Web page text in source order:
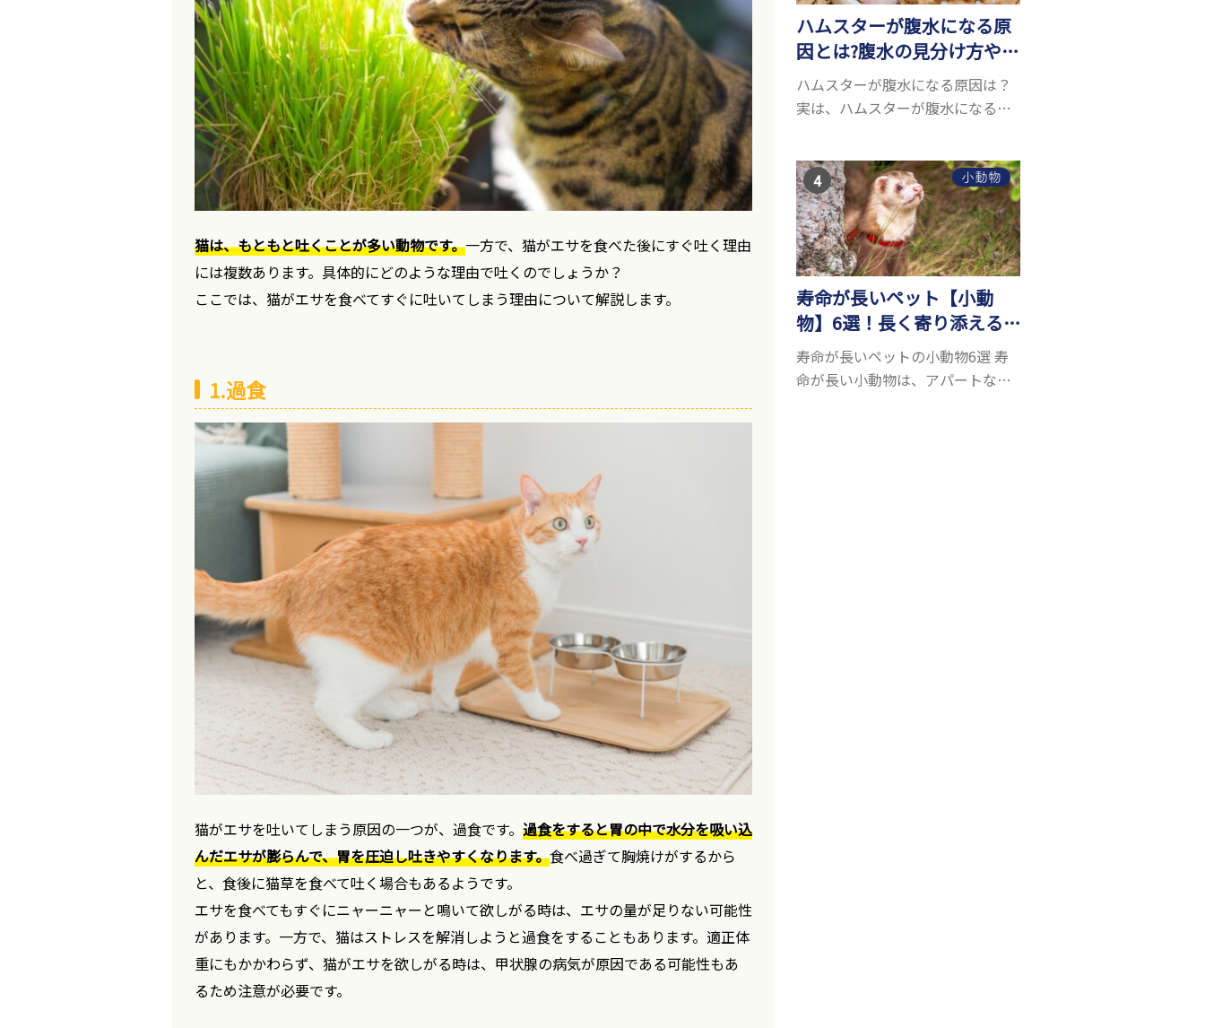
猫は、もともと吐くことが多い動物です。一方で、猫がエサを食べた後にすぐ吐く理由
には複数あります。具体的にどのような理由で吐くのでしょうか？
ここでは、猫がエサを食べてすぐに吐いてしまう理由について解説します。
1.過食
猫がエサを吐いてしまう原因の一つが、過食です。 過食をすると胃の中で水分を吸い込
んだエサが膨らんで、胃を圧迫し吐きやすくなります。食べ過ぎて胸焼けがするから
と、食後に猫草を食べて吐く場合もあるようです。
エサを食べてもすぐにニャーニャーと鳴いて欲しがる時は、エサの量が足りない可能性
があります。一方で、猫はストレスを解消しようと過食をすることもあります。適正体
重にもかかわらず、猫がエサを欲しがる時は、甲状腺の病気が原因である可能性もあ
るため注意が必要です。
ハムスターが腹水になる原
因とは?腹水の見分け方や対
処方法を解説
ハムスターが腹水になる原因は？
実は、ハムスターが腹水になる原
しいため、難しい検査を気軽にす
ることができないためです。 腹水
になる理由はさま...
小動物
寿命が長いペット【小動
物】6選！長く寄り添える
小動物はいる？
寿命が長いペットの小動物6選 寿
命が長い小動物は、アパートなど